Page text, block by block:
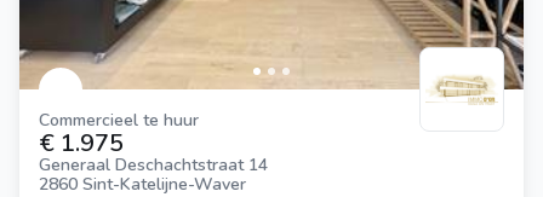
Commercieel te huur
€ 1.975
Generaal Deschachtstraat 14
2860 Sint-Katelijne-Waver